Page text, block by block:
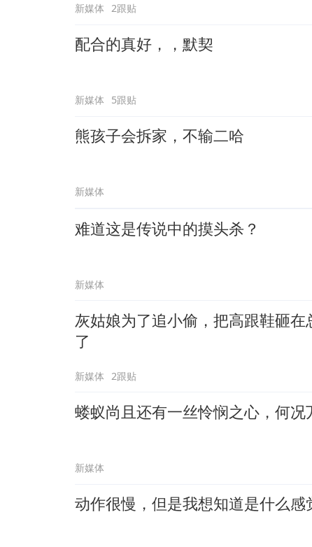
新媒体 2跟贴
配合的真好，，默契
新媒体 5跟贴
熊孩子会拆家，不输二哈
新媒体
难道这是传说中的摸头杀？
新媒体
灰姑娘为了追小偷，把高跟鞋砸
了
新媒体 2跟贴
蝼蚁尚且还有一丝怜悯之心，何况
新媒体
动作很慢，但是我想知道是什么感